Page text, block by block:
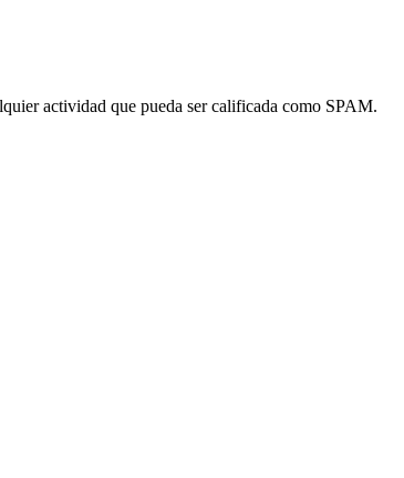
actividad que pueda ser calificada como SPAM.